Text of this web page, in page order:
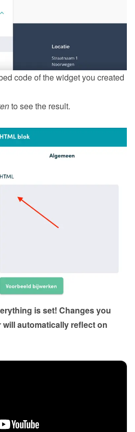
code of the widget you created
to see the result.
is set! Changes you
automatically reflect on